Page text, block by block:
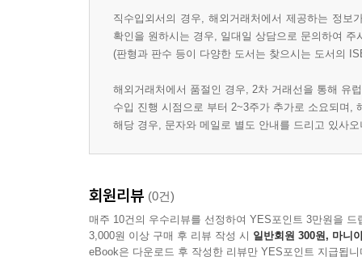
직수입외서의 경우, 해외거래처에서 제공하는 정
확인을 원하시는 경우, 일대일 상담으로 문의하여 주
(판형과 판수 등이 다양한 도서는 찾으시는 도서의
해외거래처에서 품절인 경우, 2차 거래선을 통해 유
수입 진행 시점으로 부터 2~3주가 추가로 소요되며,
해당 경우, 문자와 메일로 별도 안내를 드리고 있사
회원리뷰 (0건)
매주 10건의 우수리뷰를 선정하여 YES포인트 3만원을 드
3,000원 이상 구매 후 리뷰 작성 시 일반회원 300원, 마니
eBook은 다운로드 후 작성한 리뷰만 YES포인트 지급됩니